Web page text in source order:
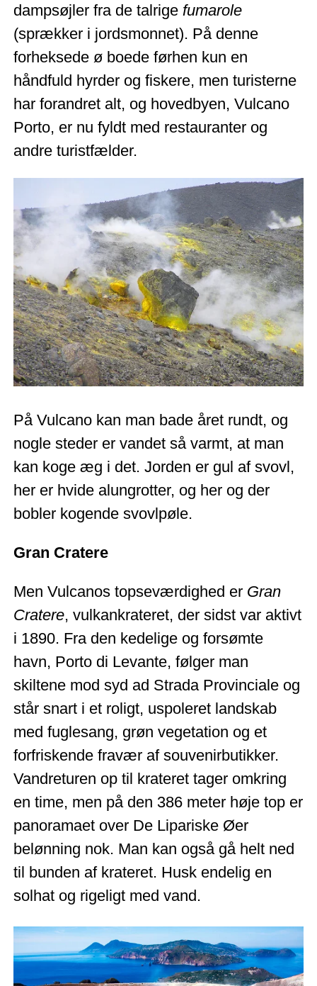
dampsøjler fra de talrige fumarole
(sprækker i jordsmonnet). På denne
forheksede ø boede førhen kun en
håndfuld hyrder og fiskere, men turisterne
har forandret alt, og hovedbyen, Vulcano
Porto, er nu fyldt med restauranter og
andre turistfælder.
På Vulcano kan man bade året rundt, og
nogle steder er vandet så varmt, at man
kan koge æg i det. Jorden er gul af svovl,
her er hvide alungrotter, og her og der
bobler kogende svovlpøle.
Gran Cratere
Men Vulcanos topseværdighed er Gran
Cratere, vulkankrateret, der sidst var aktivt
i 1890. Fra den kedelige og forsømte
havn, Porto di Levante, følger man
skiltene mod syd ad Strada Provinciale og
står snart i et roligt, uspoleret landskab
med fuglesang, grøn vegetation og et
forfriskende fravær af souvenirbutikker.
Vandreturen op til krateret tager omkring
en time, men på den 386 meter høje top er
panoramaet over De Lipariske Øer
belønning nok. Man kan også gå helt ned
til bunden af krateret. Husk endelig en
solhat og rigeligt med vand.